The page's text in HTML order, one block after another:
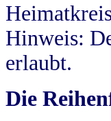
Hinweis:
erlaubt.
Die